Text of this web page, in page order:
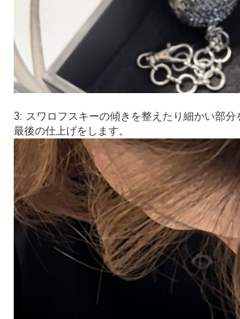
3: スワロフスキーの傾きを整えたり細かい部分
最後の仕上げをします。